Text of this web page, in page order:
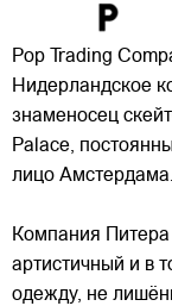
Pop Trading
Нидерландское
знаменосец
Palace,
лицо Амстердама.
Компания Питера
артистичный и в
одежду, не